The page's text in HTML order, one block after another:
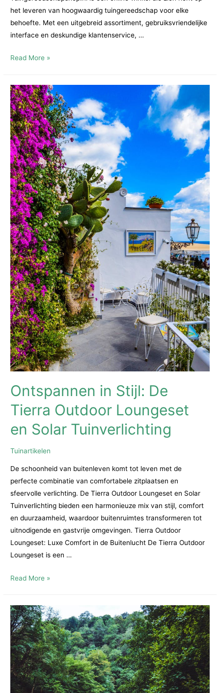
het leveren van hoogwaardig tuingereedschap voor elke
behoefte. Met een uitgebreid assortiment, gebruiksvriendelijke
interface en deskundige klantenservice, …
Tuingereedschapshop.nl:
Bestemming
voor
Tuingereedschap
Kopen
Read More »
Ontspannen in Stijl: De
Tierra Outdoor Loungeset
en Solar Tuinverlichting
Tuinartikelen
De schoonheid van buitenleven komt tot leven met de
perfecte combinatie van comfortabele zitplaatsen en
sfeervolle verlichting. De Tierra Outdoor Loungeset en Solar
Tuinverlichting bieden een harmonieuze mix van stijl, comfort
en duurzaamheid, waardoor buitenruimtes transformeren tot
uitnodigende en gastvrije omgevingen. Tierra Outdoor
Loungeset: Luxe Comfort in de Buitenlucht De Tierra Outdoor
Loungeset is een …
Ontspannen
De
Tierra
Outdoor
Loungeset
en
Solar
Tuinverlichting
Read More »